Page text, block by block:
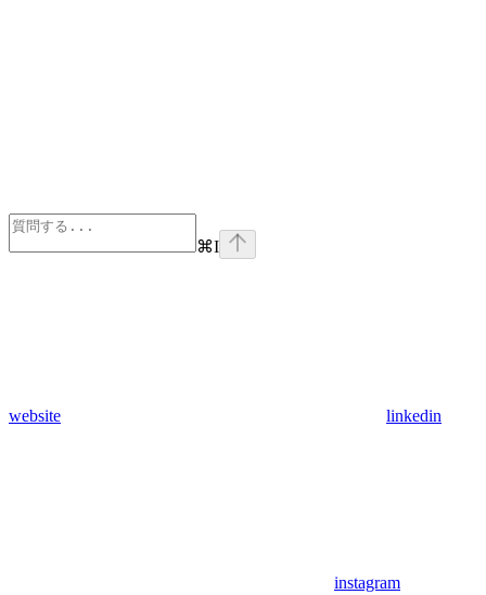
⌘I
website linkedin
instagram